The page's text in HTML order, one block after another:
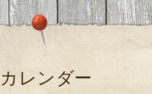
カレンダー